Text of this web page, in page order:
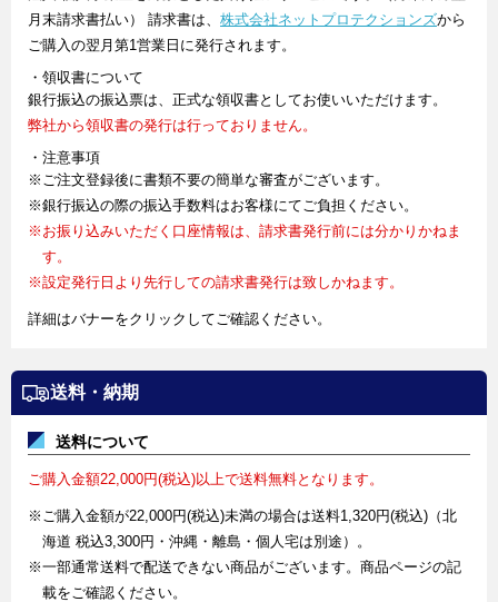
月末請求書払い） 請求書は、 株式会社ネットプロテクションズから
ご購入の翌月第1営業日に発行されます。
・領収書について
銀行振込の振込票は、正式な領収書としてお使いいただけます。
弊社から領収書の発行は行っておりません。
・注意事項
※ご注文登録後に書類不要の簡単な審査がございます。
※銀行振込の際の振込手数料はお客様にてご負担ください。
※お振り込みいただく口座情報は、請求書発行前には分かりかねま
す。
※設定発行日より先行しての請求書発行は致しかねます。
詳細はバナーをクリックしてご確認ください。
送料・納期
送料について
ご購入金額22,000円(税込)以上で送料無料となります。
※ご購入金額が22,000円(税込)未満の場合は送料1,320円(税込)（北
海道 税込3,300円・沖縄・離島・個人宅は別途）。
※一部通常送料で配送できない商品がございます。商品ページの記
載をご確認ください。